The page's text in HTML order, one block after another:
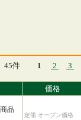
45件 1 2 3
価格
品
定価 オープン価格